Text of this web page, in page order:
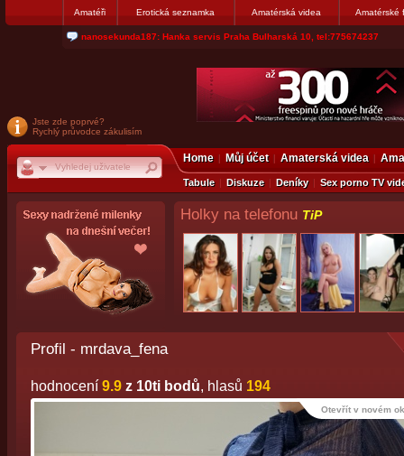
Amatéři Erotická seznamka Amatérská videa Amatérské
nanosekunda187: Hanka servis Praha Bulharská 10, tel:775674237
Jste zde poprvé?
Rychlý průvodce zákulisím
Home Můj účet Amaterská videa
Tabule Diskuze Deníky Sex porno TV
Holky na telefonu TiP
Profil - mrdava_fena
hodnocení9.9z 10ti bodů, hlasů 194
Otevřít v novém